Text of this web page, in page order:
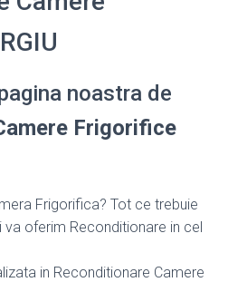
noastra de
Frigorifice
Frigorifica? Tot ce trebuie
oferim Reconditionare in cel
in Reconditionare Camere